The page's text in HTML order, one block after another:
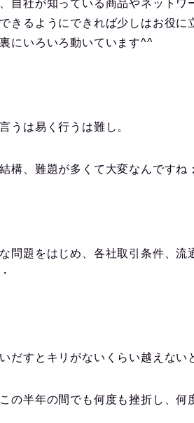
自社が知っている商品やネット
きるようにできれば少しはお役
にいろいろ動いています^^
うは易く行うは難し。
構、難題が多くて大変なんですね；
問題をはじめ、各社取引条件、流
だすとキリがないくらい越えない
の半年の間でも何度も挫折し、何